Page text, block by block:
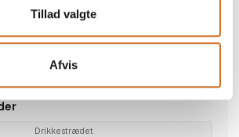
Tillad valgte
Afvis
Antoine
Blupura
DM FIT
Cornelius
Drikkestrædet